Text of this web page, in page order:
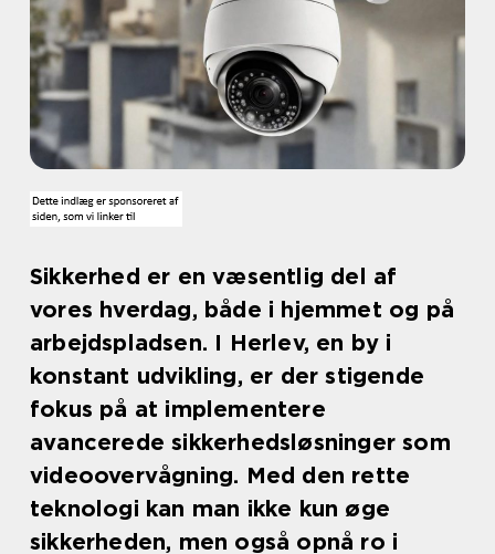
Sikkerhed er en væsentlig del af
vores hverdag, både i hjemmet og på
arbejdspladsen. I Herlev, en by i
konstant udvikling, er der stigende
fokus på at implementere
avancerede sikkerhedsløsninger som
videoovervågning. Med den rette
teknologi kan man ikke kun øge
sikkerheden, men også opnå ro i